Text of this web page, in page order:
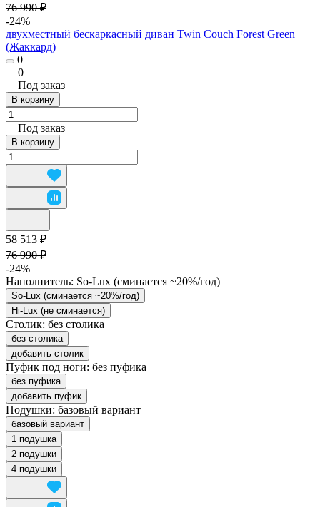
76 990 ₽
-24%
двухместный бескаркасный диван Twin Couch Forest Green
(Жаккард)
0
0
Под заказ
В корзину
Под заказ
В корзину
58 513 ₽
76 990 ₽
-24%
Наполнитель: So-Lux (cминается ~20%/год)
So-Lux (cминается ~20%/год)
Hi-Lux (не сминается)
Столик: без столика
без столика
добавить столик
Пуфик под ноги: без пуфика
без пуфика
добавить пуфик
Подушки: базовый вариант
базовый вариант
1 подушка
2 подушки
4 подушки